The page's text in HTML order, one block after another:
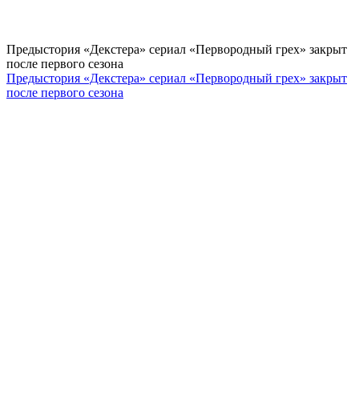
Предыстория «Декстера» сериал «Первородный грех» закрыт
после первого сезона
Предыстория «Декстера» сериал «Первородный грех» закрыт
после первого сезона